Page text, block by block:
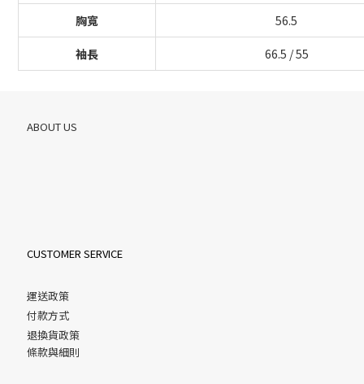
胸寬 56.5
袖長 66.5 / 55
ABOUT US
CUSTOMER SERVICE
運送政策
付款方式
退換貨政策
條款與細則